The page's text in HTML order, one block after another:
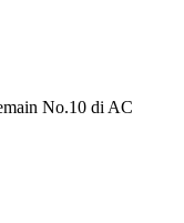
No.10 di AC